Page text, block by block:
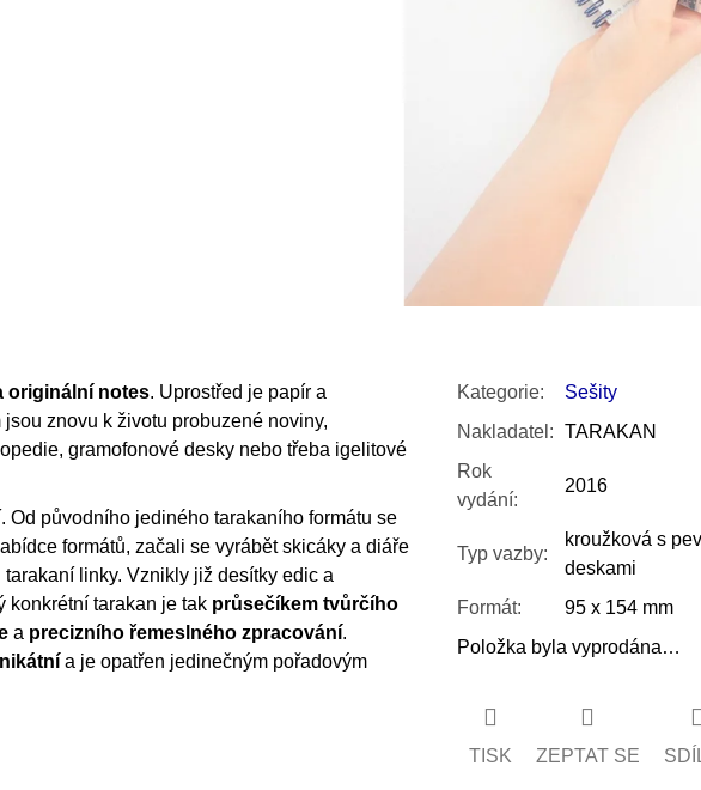
originální notes. Uprostřed je papír a
jsou znovu k životu probuzené noviny,
gramofonové desky nebo třeba igelitové
Od původního jediného tarakaního formátu se
formátů, začali se vyrábět skicáky a diáře
linky. Vznikly již desítky edic a
konkrétní tarakan je tak průsečíkem tvůrčího
a precizního řemeslného zpracování.
a je opatřen jedinečným pořadovým
Kategorie:
Sešity
Nakladatel : TARAKAN
Rok
vydání:
2016
Typ vazby:
kroužková s
deskami
Formát:
95 x 154 mm
Položka byla vyprodána…
TISK ZEPTAT SE